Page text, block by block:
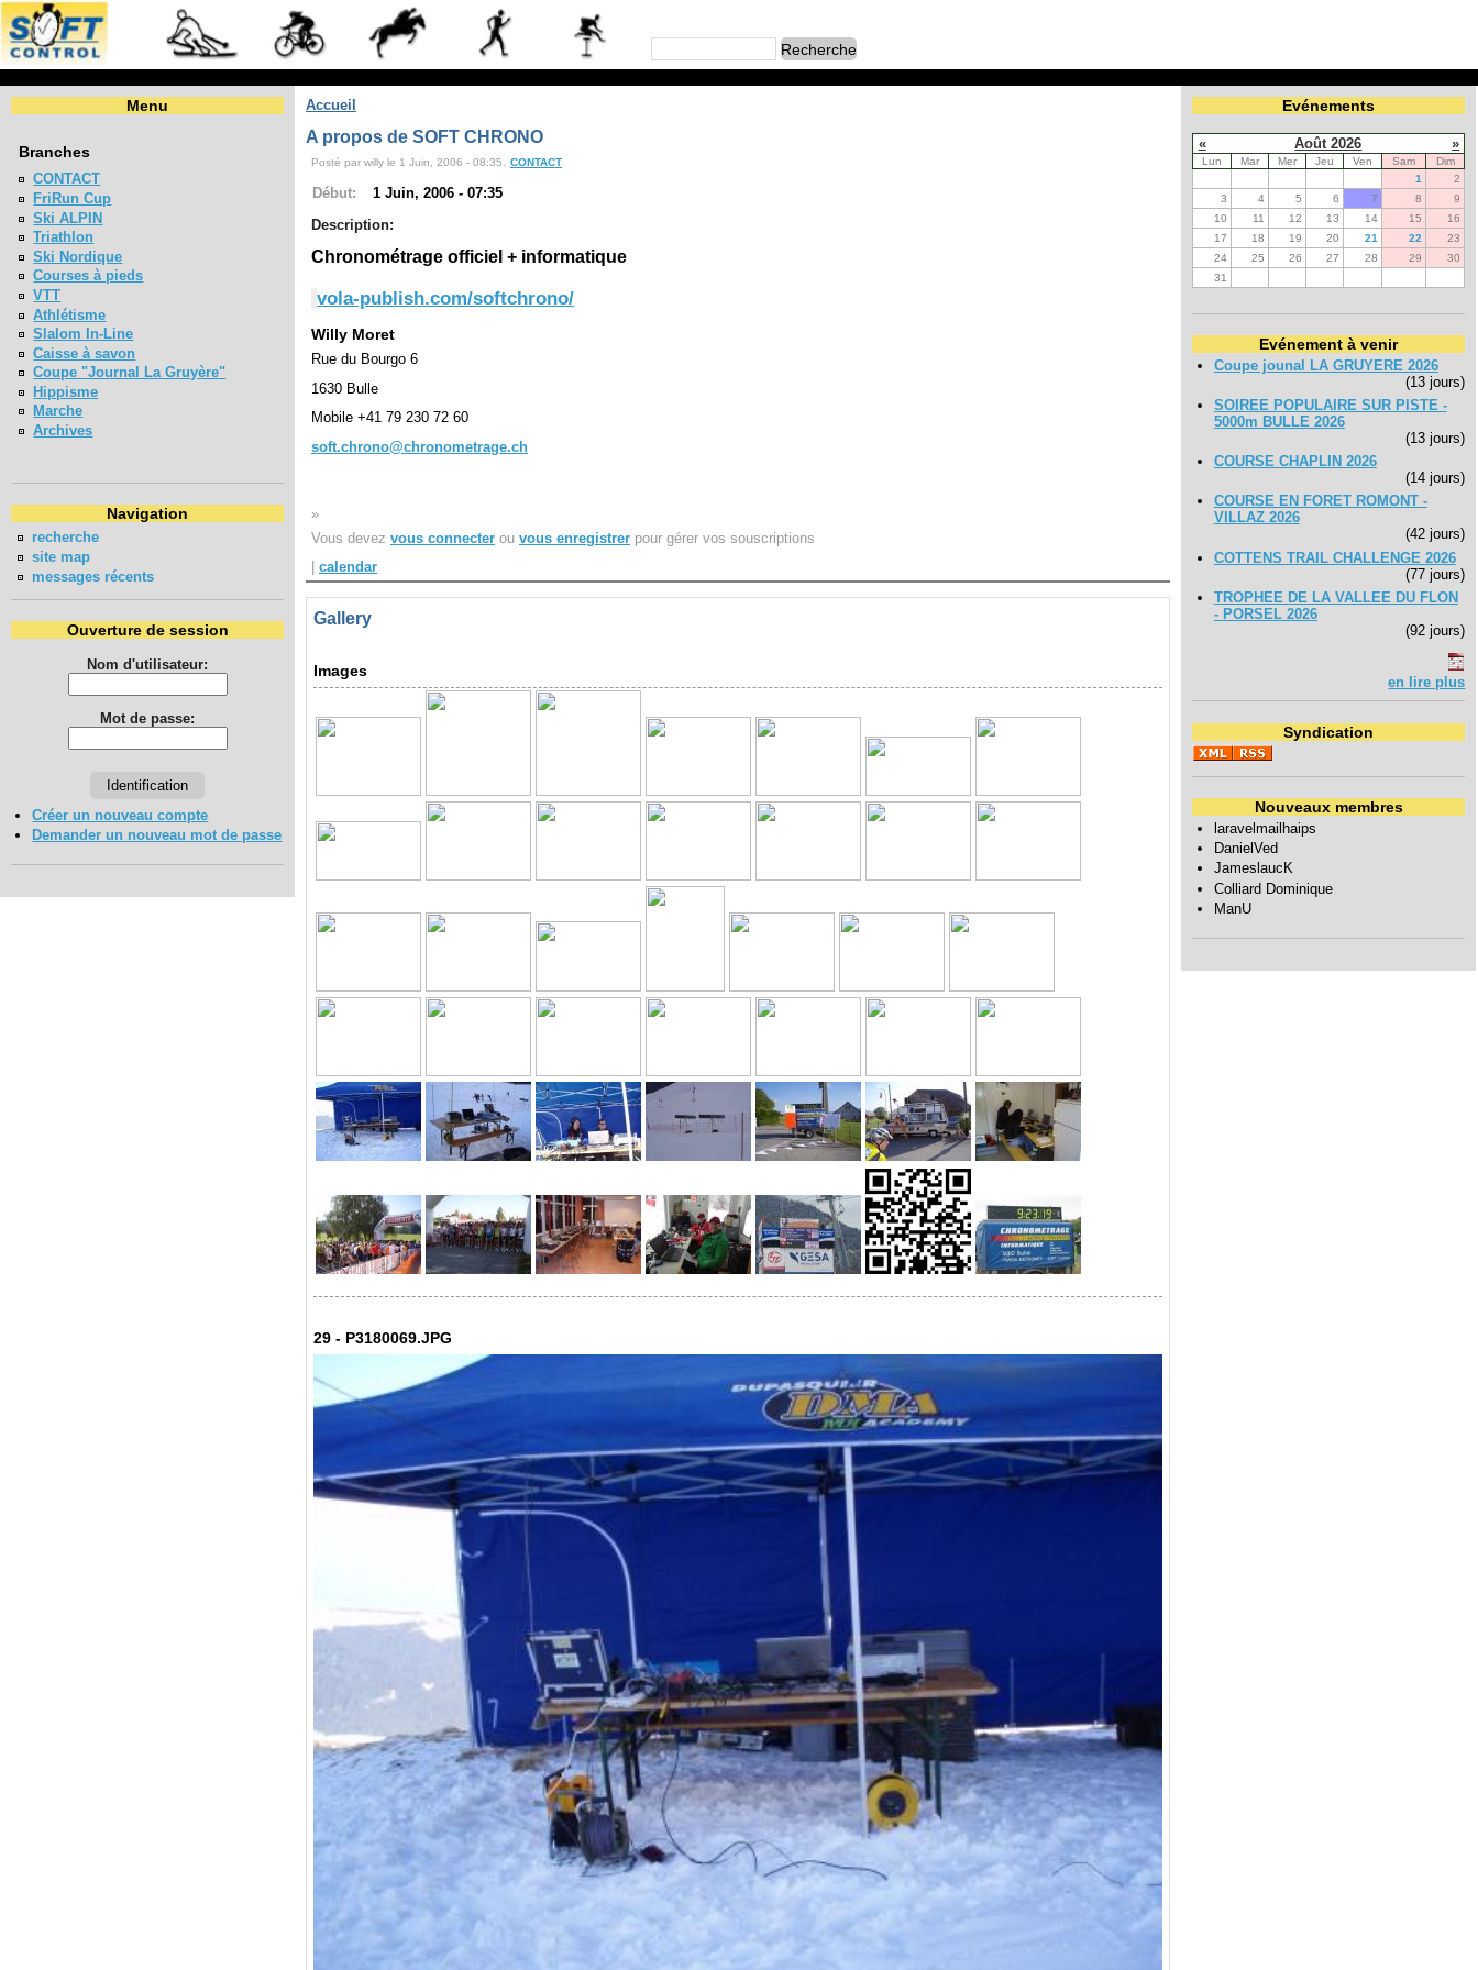
Menu
Branches
CONTACT
FriRun Cup
Ski ALPIN
Triathlon
Ski Nordique
Courses à pieds
VTT
Athlétisme
Slalom In-Line
Caisse à savon
Coupe "Journal La Gruyère"
Hippisme
Marche
Archives
Navigation
recherche
site map
messages récents
Ouverture de session
Nom d'utilisateur:
Mot de passe:
Créer un nouveau compte
Demander un nouveau mot de passe
Accueil
A propos de SOFT CHRONO
Posté par willy le 1 Juin, 2006 - 08:35. CONTACT
Début:
1 Juin, 2006 - 07:35
Description:
Chronométrage officiel + informatique
vola-publish.com/softchrono/
Willy Moret
Rue du Bourgo 6
1630 Bulle
Mobile +41 79 230 72 60
soft.chrono@chronometrage.ch
»
Vous devez vous connecter ou vous enregistrer pour gérer vos souscriptions
calendar
Gallery
Images
29 - P3180069.JPG
Evénements
« Août 2026 »
Lun Mar Mer Jeu Ven Sam
Dim
1
2
3
4 5 6 7 8
9
10
11 12 13 14 15
16
17
18 19 20 21 22
23
24
25 26 27 28 29
30
31
Evénement à venir
Coupe jounal LA GRUYERE 2026
(13 jours)
SOIREE POPULAIRE SUR PISTE -
5000m BULLE 2026
(13 jours)
COURSE CHAPLIN 2026
(14 jours)
COURSE EN FORET ROMONT -
VILLAZ 2026
(42 jours)
COTTENS TRAIL CHALLENGE 2026
(77 jours)
TROPHEE DE LA VALLEE DU FLON
- PORSEL 2026
(92 jours)
en lire plus
Syndication
Nouveaux membres
laravelmailhaips
DanielVed
JameslaucK
Colliard Dominique
ManU